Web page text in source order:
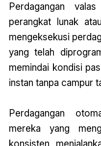
Perdagangan
perangkat lunak
mengeksekusi
yang telah
memindai kondisi
instan tanpa campur
Perdagangan
mereka yang